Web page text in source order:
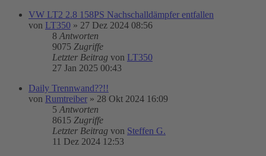
VW LT2 2.8 158PS Nachschalldämpfer entfallen
von LT350 » 27 Dez 2024 08:56
8 Antworten
9075 Zugriffe
Letzter Beitrag von LT350
27 Jan 2025 00:43
Daily Trennwand??!!
von Rumtreiber » 28 Okt 2024 16:09
5 Antworten
8615 Zugriffe
Letzter Beitrag von Steffen G.
11 Dez 2024 12:53